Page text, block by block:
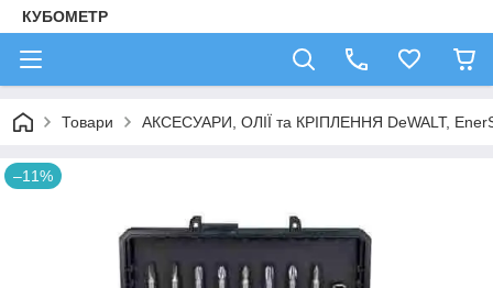
КУБОМЕТР
Товари АКСЕСУАРИ, ОЛІЇ та КРІПЛЕННЯ DeWALT,
–11%